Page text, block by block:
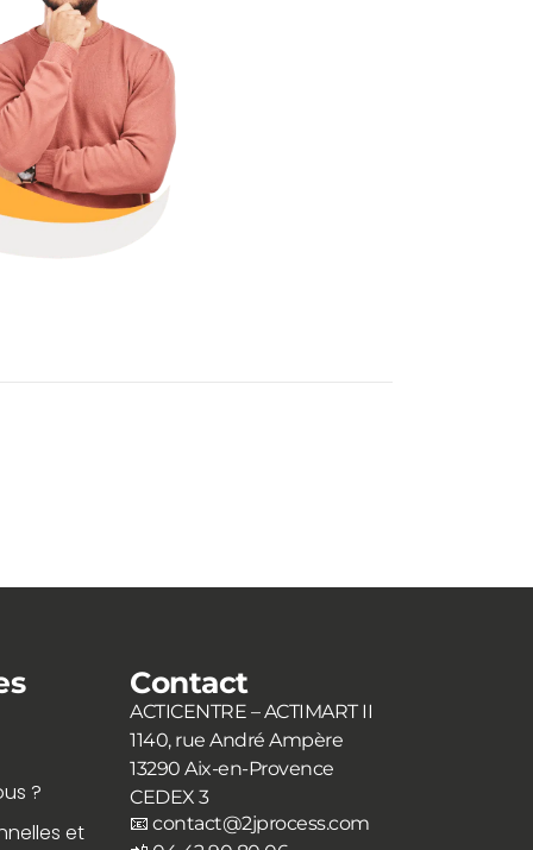
?
et
Contact
ACTICENTRE – ACTIMART II
1140, rue André Ampère
13290 Aix-en-Provence
CEDEX 3
📧 contact@2jprocess.com